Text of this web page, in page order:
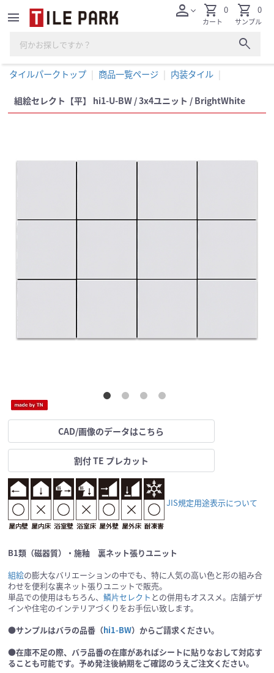
menu
search
personexpand_more shopping_cart
カート
0 shopping_cart
サンプル
0
タイルパークトップ 商品一覧ページ 内装タイル
組絵セレクト【平】 hi1-U-BW / 3x4ユニット / BrightWhite
CAD/画像のデータはこちら
割付 TE プレカット
JIS規定用途表示について
B1類（磁器質）・施釉 裏ネット張りユニット
組絵の膨大なバリエーションの中でも、特に人気の高い色と形の組み合
わせを便利な裏ネット張りユニットで販売。
単品での使用はもちろん、 鱗片セレクト との併用もオススメ。店舗デザ
インや住宅のインテリアづくりをお手伝い致します。
●サンプルはバラの品番（hi1-BW）からご請求ください。
●在庫不足の際、バラ品番の在庫があればシートに貼りなおして対応す
ることも可能です。予め発注後納期をご確認のうえご注文ください。